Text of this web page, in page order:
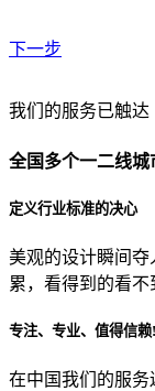
下一步
贵公司预算范围是
贵公司的团队规模
目前主要的营销渠
我们的服务已触达
全国多个一二线
定义行业标准的决心
美观的设计瞬间
累，看得到的看不
专注、专业、值得信赖!
在中国我们的服